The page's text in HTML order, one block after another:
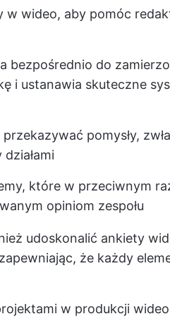
w wideo, aby pomóc
bezpośrednio do
i ustanawia skuteczne
pomysły,
które w przeciwnym
opiniom zespołu
udoskonalić ankiety
że każdy
w produkcji wideo